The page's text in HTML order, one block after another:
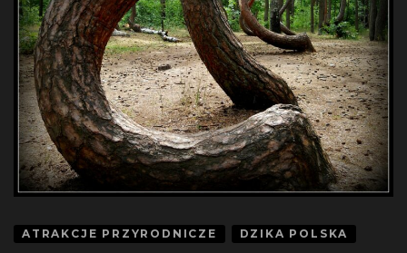
ATRAKCJE PRZYRODNICZE DZIKA POLSKA